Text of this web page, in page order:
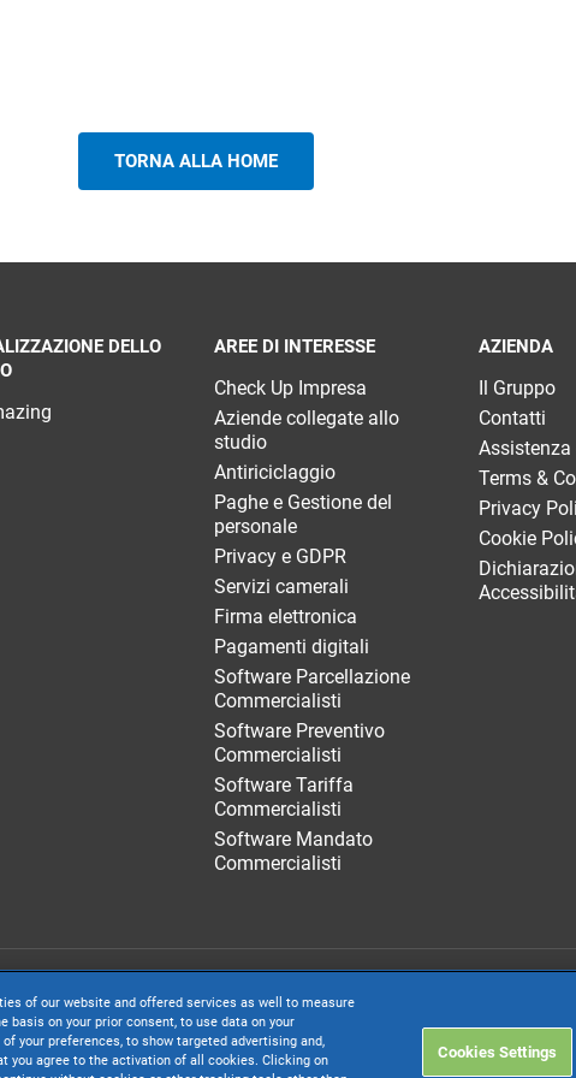
TORNA ALLA HOME
DELLO
AREE DI INTERESSE
Check Up Impresa
Aziende collegate allo
studio
Antiriciclaggio
Paghe e Gestione del
personale
Privacy e GDPR
Servizi camerali
Firma elettronica
Pagamenti digitali
Software Parcellazione
Commercialisti
Software Preventivo
Commercialisti
Software Tariffa
Commercialisti
Software Mandato
Commercialisti
AZIENDA
Il Gruppo
Contatti
Assistenza
Terms &
Privacy
Cookie
socio unico soggetta all’attività di direzione e coordinamento di TeamSystem Holdco
I.v. - C.C.I.A.A. delle Marche - P.I. 01035310414
Via Sandro Pertini, 88 - 61122 Pesaro (PU) - Tutti i diritti riservati
of our website and offered services as well to measure
basis on your prior consent, to use data on your
your preferences, to show targeted advertising and,
you agree to the activation of all cookies. Clicking on
Cookies Settings